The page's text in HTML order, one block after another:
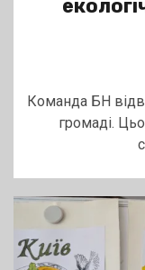
Команда БН
громаді.